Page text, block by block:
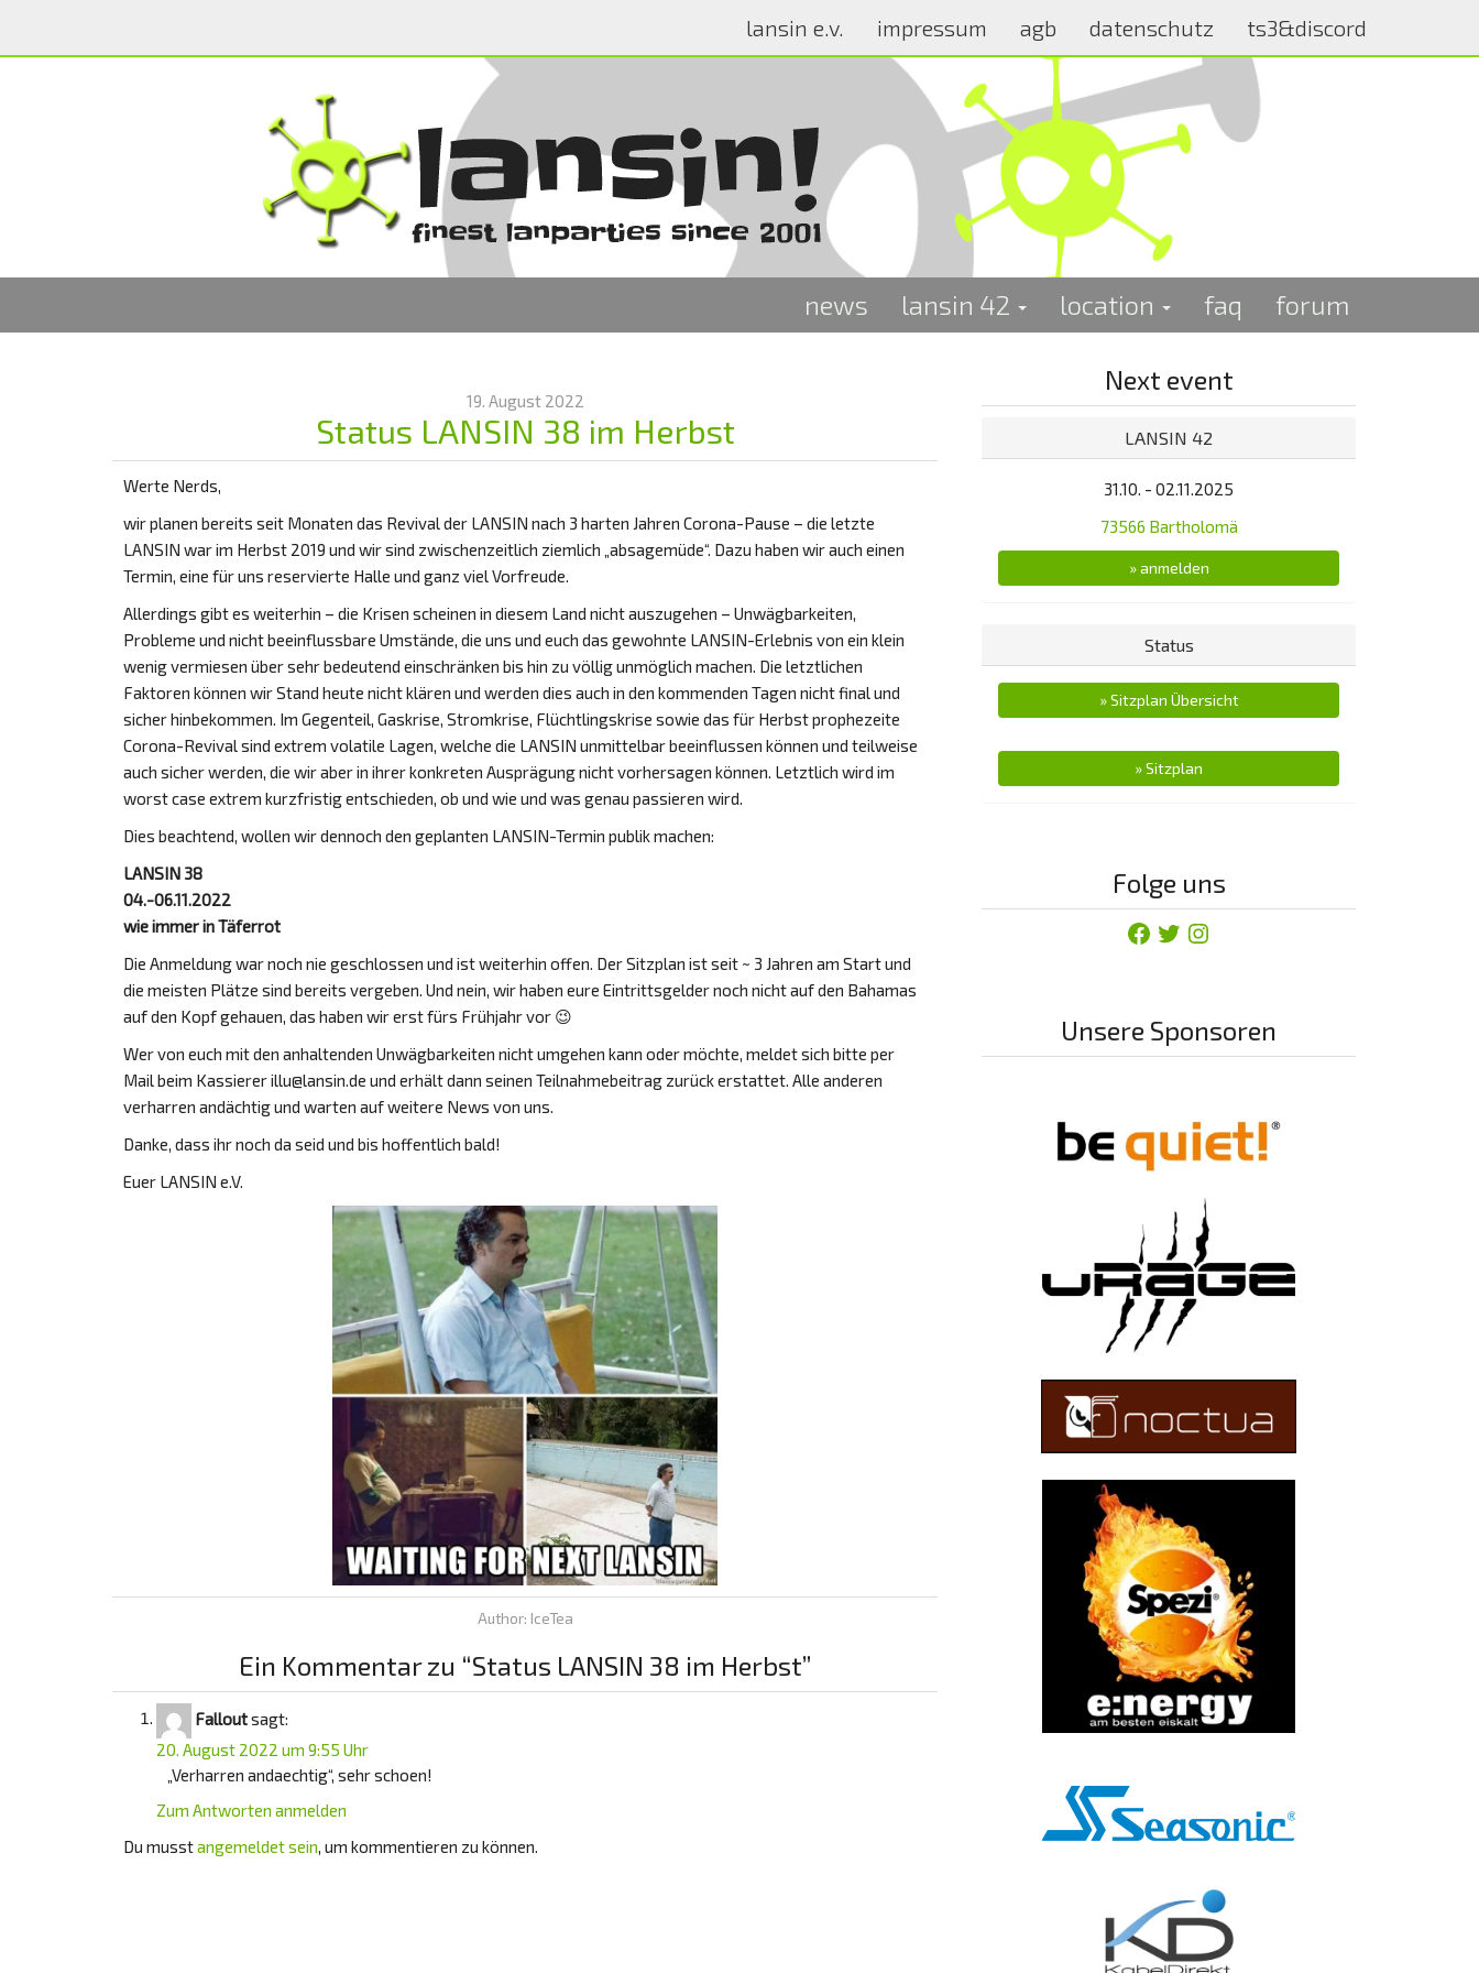
lansin e.v. impressum agb datenschutz ts3&discord
news lansin 42 location faq forum
19. August 2022
Status LANSIN 38 im Herbst
Werte Nerds,
wir planen bereits seit Monaten das Revival der LANSIN nach 3 harten Jahren Corona-Pause – die letzte
LANSIN war im Herbst 2019 und wir sind zwischenzeitlich ziemlich „absagemüde“. Dazu haben wir auch einen
Termin, eine für uns reservierte Halle und ganz viel Vorfreude.
Allerdings gibt es weiterhin – die Krisen scheinen in diesem Land nicht auszugehen – Unwägbarkeiten,
Probleme und nicht beeinflussbare Umstände, die uns und euch das gewohnte LANSIN-Erlebnis von ein klein
wenig vermiesen über sehr bedeutend einschränken bis hin zu völlig unmöglich machen. Die letztlichen
Faktoren können wir Stand heute nicht klären und werden dies auch in den kommenden Tagen nicht final und
sicher hinbekommen. Im Gegenteil, Gaskrise, Stromkrise, Flüchtlingskrise sowie das für Herbst prophezeite
Corona-Revival sind extrem volatile Lagen, welche die LANSIN unmittelbar beeinflussen können und teilweise
auch sicher werden, die wir aber in ihrer konkreten Ausprägung nicht vorhersagen können. Letztlich wird im
worst case extrem kurzfristig entschieden, ob und wie und was genau passieren wird.
Dies beachtend, wollen wir dennoch den geplanten LANSIN-Termin publik machen:
LANSIN 38
04.-06.11.2022
wie immer in Täferrot
Die Anmeldung war noch nie geschlossen und ist weiterhin offen. Der Sitzplan ist seit ~ 3 Jahren am Start und
die meisten Plätze sind bereits vergeben. Und nein, wir haben eure Eintrittsgelder noch nicht auf den Bahamas
auf den Kopf gehauen, das haben wir erst fürs Frühjahr vor 😉
Wer von euch mit den anhaltenden Unwägbarkeiten nicht umgehen kann oder möchte, meldet sich bitte per
Mail beim Kassierer illu@lansin.de und erhält dann seinen Teilnahmebeitrag zurück erstattet. Alle anderen
verharren andächtig und warten auf weitere News von uns.
Danke, dass ihr noch da seid und bis hoffentlich bald!
Euer LANSIN e.V.
Author: IceTea
Ein Kommentar zu “Status LANSIN 38 im Herbst”
Falloutsagt:
20. August 2022 um 9:55 Uhr
„Verharren andaechtig“, sehr schoen!
Zum Antworten anmelden
Du musstangemeldet sein , um kommentieren zu können.
Next event
LANSIN 42
31.10. - 02.11.2025
73566 Bartholomä
» anmelden
Status
» Sitzplan Übersicht
» Sitzplan
Folge uns
Facebook
TwitterInstagram
Unsere Sponsoren